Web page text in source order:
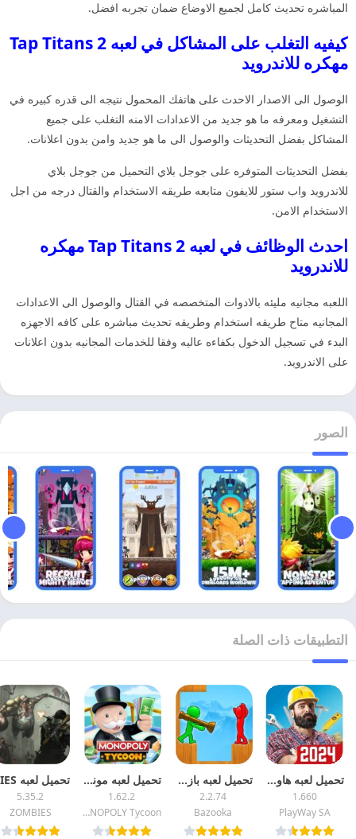
المباشره تحديث كامل لجميع الاوضاع ضمان تجربه افضل.
كيفيه التغلب على المشاكل في لعبه Tap Titans 2
مهكره للاندرويد
الوصول الى الاصدار الاحدث على هاتفك المحمول نتيجه الى قدره كبيره في
التشغيل ومعرفه ما هو جديد من الاعدادات الامنه التغلب على جميع
المشاكل بفضل التحديثات والوصول الى ما هو جديد وامن بدون اعلانات.
بفضل التحديثات المتوفره على جوجل بلاي التحميل من جوجل بلاي
للاندرويد واب ستور للايفون متابعه طريقه الاستخدام والقتال درجه من اجل
الاستخدام الامن.
احدث الوظائف في لعبه Tap Titans 2 مهكره
للاندرويد
اللعبه مجانيه مليئه بالادوات المتخصصه في القتال والوصول الى الاعدادات
المجانيه متاح طريقه استخدام وطريقه تحديث مباشره على كافه الاجهزه
البدء في تسجيل الدخول بكفاءه عاليه وفقا للخدمات المجانيه بدون اعلانات
على الاندرويد.
الصور
التطبيقات ذات الصلة
تحميل لعبه هاوس فليبر 2026 House Flipper مهكره اخر اصدار
1.660
PlayWay SA
تحميل لعبه بازوكا 2026 Bazooka Boy مهكره اخر اصدار
2.2.74
Bazooka
تحميل لعبه مونوبولي تايكون 2026 MONOPOLY Tycoon مهكره مجانا
1.62.2
MONOPOLY Tycoon
5.35.2
ZOMBIES